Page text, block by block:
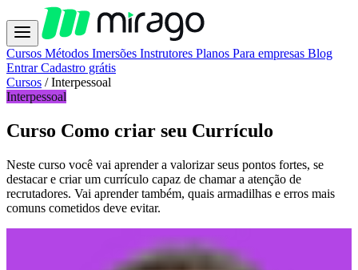
Cursos Métodos Imersões Instrutores Planos Para empresas Blog
EntrarCadastro grátis
Cursos / Interpessoal
Interpessoal
Curso Como criar seu Currículo
Neste curso você vai aprender a valorizar seus pontos fortes, se
destacar e criar um currículo capaz de chamar a atenção de
recrutadores. Vai aprender também, quais armadilhas e erros mais
comuns cometidos deve evitar.